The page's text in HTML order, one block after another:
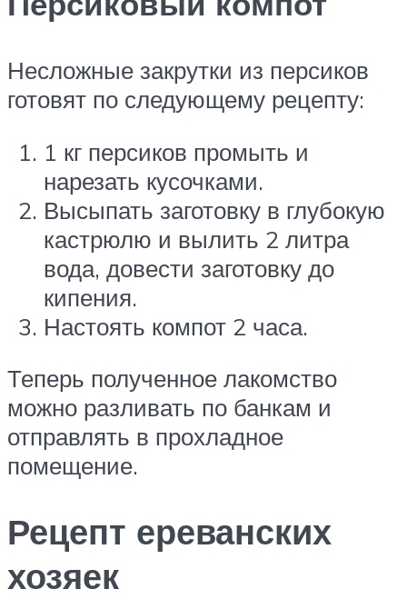
Несложные закрутки из персиков
готовят по следующему рецепту:
1 кг персиков промыть и
нарезать кусочками.
Высыпать заготовку в глубокую
кастрюлю и вылить 2 литра
вода, довести заготовку до
кипения.
Настоять компот 2 часа.
Теперь полученное лакомство
можно разливать по банкам и
отправлять в прохладное
помещение.
Рецепт ереванских
хозяек